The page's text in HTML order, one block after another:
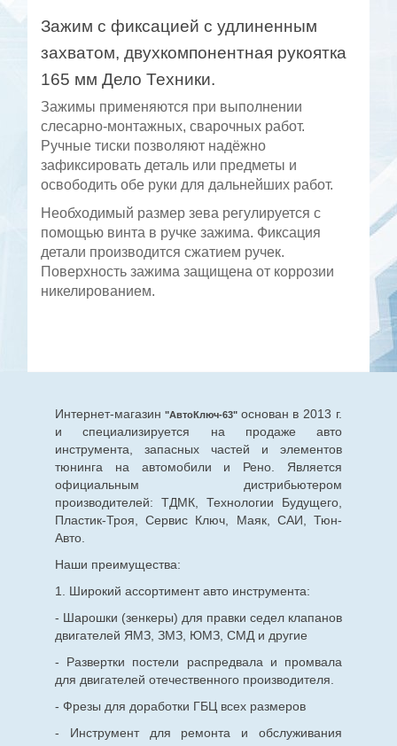
Зажим с фиксацией с удлиненным
захватом, двухкомпонентная рукоятка
165 мм Дело Техники.
Зажимы применяются при выполнении
слесарно-монтажных, сварочных работ.
Ручные тиски позволяют надёжно
зафиксировать деталь или предметы и
освободить обе руки для дальнейших работ.
Необходимый размер зева регулируется с
помощью винта в ручке зажима. Фиксация
детали производится сжатием ручек.
Поверхность зажима защищена от коррозии
никелированием.
Интернет-магазин "АвтоКлюч-63" основан в 2013 г.
и специализируется на продаже авто
инструмента, запасных частей и элементов
тюнинга на автомобили и Рено. Является
официальным дистрибьютером
производителей: ТДМК, Технологии Будущего,
Пластик-Троя, Сервис Ключ, Маяк, САИ, Тюн-
Авто.
Наши преимущества:
1. Широкий ассортимент авто инструмента:
- Шарошки (зенкеры) для правки седел клапанов
двигателей ЯМЗ, ЗМЗ, ЮМЗ, СМД и другие
- Развертки постели распредвала и промвала
для двигателей отечественного производителя.
- Фрезы для доработки ГБЦ всех размеров
- Инструмент для ремонта и обслуживания